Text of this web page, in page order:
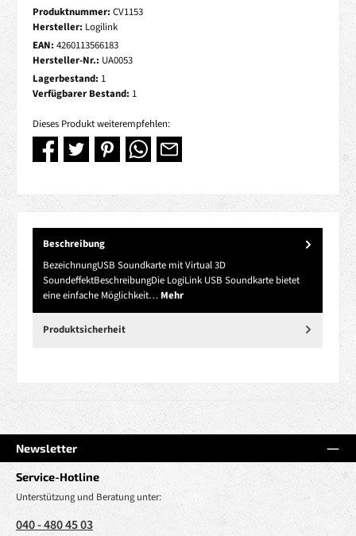
Produktnummer: CV1153
Hersteller: Logilink
EAN: 4260113566183
Hersteller-Nr.: UA0053
Lagerbestand: 1
Verfügbarer Bestand: 1
Dieses Produkt weiterempfehlen:
Beschreibung
BezeichnungUSB Soundkarte mit Virtual 3D
SoundeffektBeschreibungDie LogiLink USB Soundkarte bietet
eine einfache Möglichkeit… Mehr
Produktsicherheit
Newsletter
Service-Hotline
Unterstützung und Beratung unter:
040 - 480 45 03